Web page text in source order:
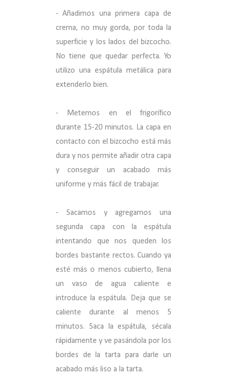
- Añadimos una primera capa de
crema, no muy gorda, por toda la
superficie y los lados del bizcocho.
No tiene que quedar perfecta. Yo
utilizo una espátula metálica para
extenderlo bien.
- Metemos en el frigorífico
durante 15-20 minutos. La capa en
contacto con el bizcocho está más
dura y nos permite añadir otra capa
y conseguir un acabado más
uniforme y más fácil de trabajar.
- Sacamos y agregamos una
segunda capa con la espátula
intentando que nos queden los
bordes bastante rectos. Cuando ya
esté más o menos cubierto, llena
un vaso de agua caliente e
introduce la espátula. Deja que se
caliente durante al menos 5
minutos. Saca la espátula, sécala
rápidamente y ve pasándola por los
bordes de la tarta para darle un
acabado más liso a la tarta.